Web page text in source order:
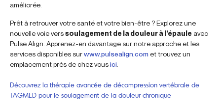
améliorée.
Prêt à retrouver votre santé et votre bien-être ? Explorez une
nouvelle voie verssoulagement de la douleur à l’épaule avec
Pulse Align. Apprenez-en davantage sur notre approche et les
services disponibles surwww.pulsealign.comet trouvez un
emplacement près de chez vousici
Découvrez la thérapie avancée de décompression vertébrale de
TAGMED pour le soulagement de la douleur chronique